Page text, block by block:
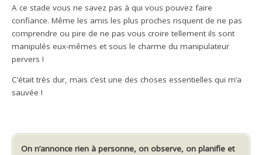
A ce stade vous ne savez pas à qui vous pouvez faire
confiance. Même les amis les plus proches risquent de ne pas
comprendre ou pire de ne pas vous croire tellement ils sont
manipulés eux-mêmes et sous le charme du manipulateur
pervers !
C’était très dur, mais c’est une des choses essentielles qui m’a
sauvée !
On n’annonce rien à personne, on observe, on planifie et